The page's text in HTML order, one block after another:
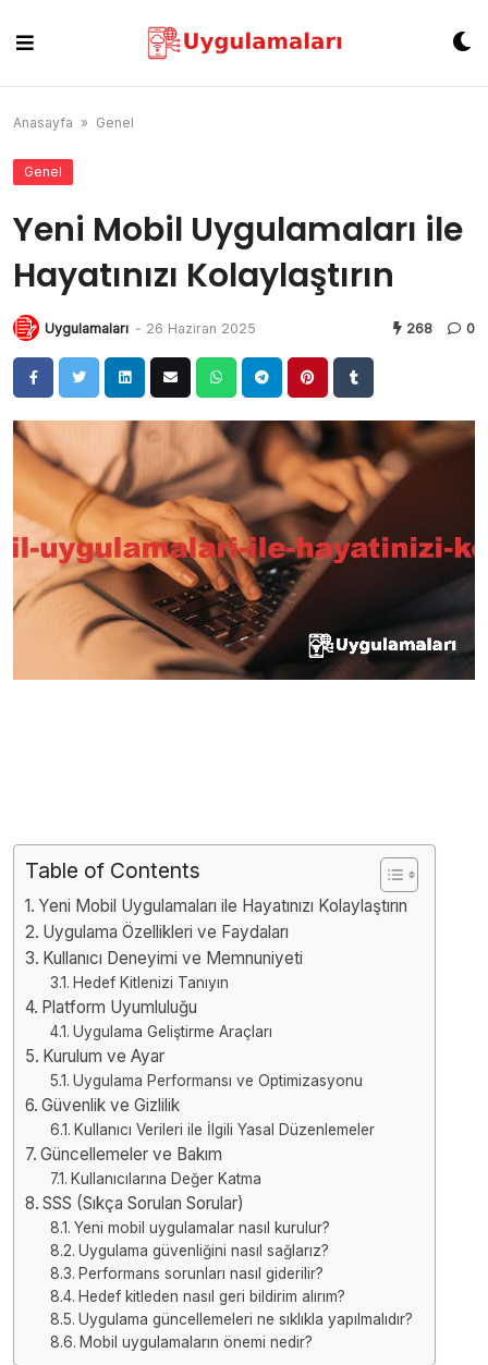
content
Anasayfa » Genel
Genel
Yeni Mobil Uygulamaları ile
Hayatınızı Kolaylaştırın
Uygulamaları - 26 Haziran 2025 268 0
Table of Contents
Yeni Mobil Uygulamaları ile Hayatınızı Kolaylaştırın
Uygulama Özellikleri ve Faydaları
Kullanıcı Deneyimi ve Memnuniyeti
Hedef Kitlenizi Tanıyın
Platform Uyumluluğu
Uygulama Geliştirme Araçları
Kurulum ve Ayar
Uygulama Performansı ve Optimizasyonu
Güvenlik ve Gizlilik
Kullanıcı Verileri ile İlgili Yasal Düzenlemeler
Güncellemeler ve Bakım
Kullanıcılarına Değer Katma
SSS (Sıkça Sorulan Sorular)
Yeni mobil uygulamalar nasıl kurulur?
Uygulama güvenliğini nasıl sağlarız?
Performans sorunları nasıl giderilir?
Hedef kitleden nasıl geri bildirim alırım?
Uygulama güncellemeleri ne sıklıkla yapılmalıdır?
Mobil uygulamaların önemi nedir?